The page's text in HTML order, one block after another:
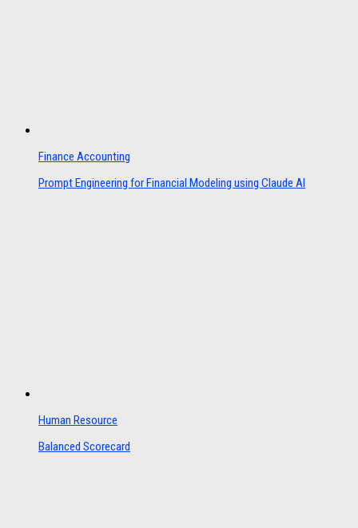
Finance Accounting
Prompt Engineering for Financial Modeling using Claude AI
Human Resource
Balanced Scorecard